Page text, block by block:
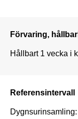
Förvaring,
Hållbart 1 vecka i
Referensintervall
Dygnsurinsamling: